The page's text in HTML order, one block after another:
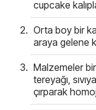
cupcake
Orta boy bir
araya gelene
Malzemeler
tereyağı,
çırparak